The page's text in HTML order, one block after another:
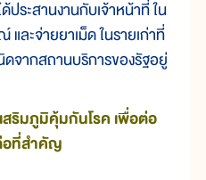
ประสานงานกับเจ้าหน้าที่ ใน
ละจ่ายยาเม็ด ในรายเก่าที่
ดจากสถานบริการของรัฐอยู่
สริมภูมิคุ้มกันโรค เพื่อต่อ
อที่สำคัญ